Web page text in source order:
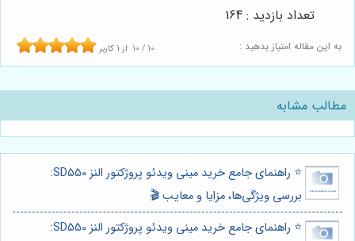
به این مقاله امتیاز بدهید : 10 / 10 از 1 کاربر
تعداد بازدید : 164
مطالب مشابه
⭐️ راهنمای جامع خرید مینی ویدئو پروژکتور النز SD550:
بررسی ویژگی‌ها، مزایا و معایب 🎬
⭐️ راهنمای جامع خرید مینی ویدئو پروژکتور النز SD550: